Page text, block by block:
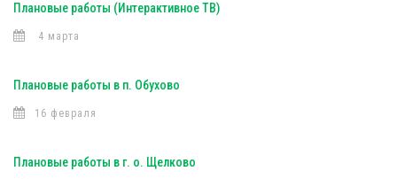
Плановые работы (Интерактивное ТВ)
4 марта
Плановые работы в п. Обухово
16 февраля
Плановые работы в г. о. Щелково